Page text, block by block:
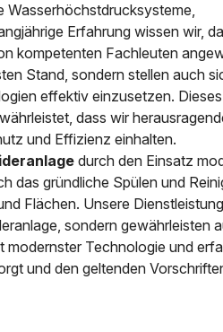
Wasserhöchstdrucksysteme,
Erfahrung wissen wir,
kompetenten Fachleuten
Stand, sondern stellen auch
effektiv einzusetzen. Dieses
dass wir
und Effizienz einhalten.
durch den Einsatz
das gründliche Spülen und
Flächen. Unsere
sondern gewährleisten
Technologie und
und den geltenden